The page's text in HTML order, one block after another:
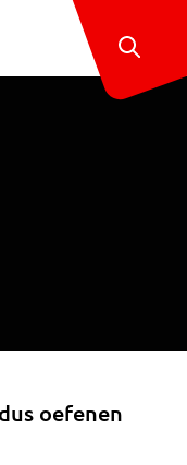
oefenen